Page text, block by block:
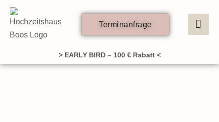
Zum
Inhalt
springen
Terminanfrage
> EARLY BIRD – 100 € Rabatt <